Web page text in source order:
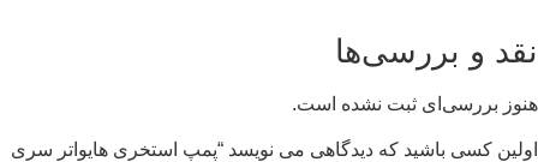
نقد و بررسی‌ها
هنوز بررسی‌ای ثبت نشده است.
اولین کسی باشید که دیدگاهی می نویسد “پمپ استخری هایواتر سری